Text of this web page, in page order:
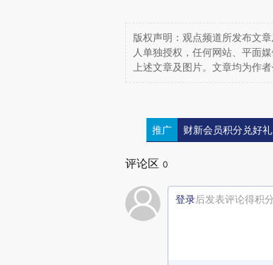
版权声明：观点频道所发布文
人单独授权，任何网站、平面
上述文章及图片。文章均为作
推广 财新会员积分兑好礼
评论区 0
登录后发表评论得积分